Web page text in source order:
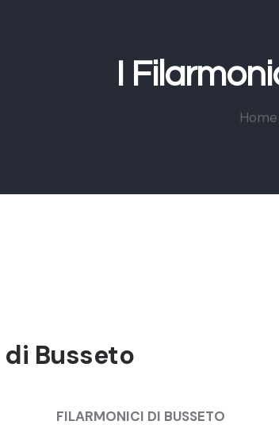
I
Home
Busseto
FILARMONICI DI BUSSETO